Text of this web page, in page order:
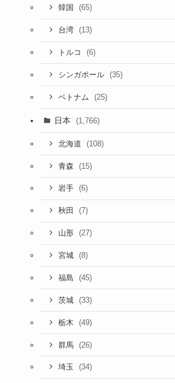
韓国 (65)
台湾 (13)
トルコ (6)
シンガポール (35)
ベトナム (25)
日本 (1,766)
北海道 (108)
青森 (15)
岩手 (6)
秋田 (7)
山形 (27)
宮城 (8)
福島 (45)
茨城 (33)
栃木 (49)
群馬 (26)
埼玉 (34)